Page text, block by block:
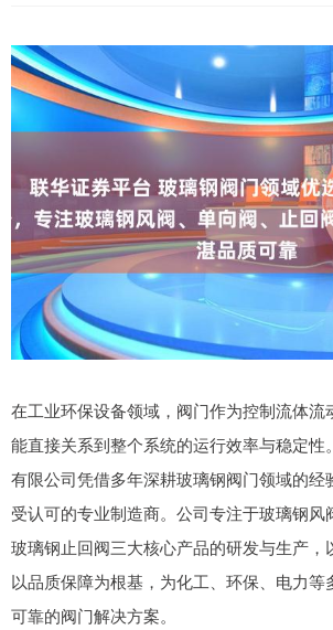
在工业环保设备领域，阀门作为控制流体流
能直接关系到整个系统的运行效率与稳定性
有限公司凭借多年深耕玻璃钢阀门领域的经
受认可的专业制造商。公司专注于玻璃钢风
玻璃钢止回阀三大核心产品的研发与生产，
以品质保障为根基，为化工、环保、电力等
可靠的阀门解决方案。